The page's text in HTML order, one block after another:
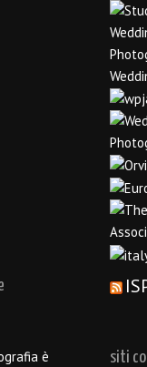
è
siti